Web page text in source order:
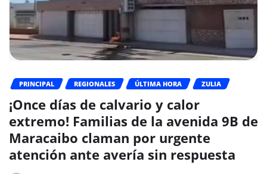
PRINCIPAL REGIONALES ÚLTIMA HORA ZULIA
¡Once días de calvario y calor
extremo! Familias de la avenida 9B de
Maracaibo claman por urgente
atención ante avería sin respuesta